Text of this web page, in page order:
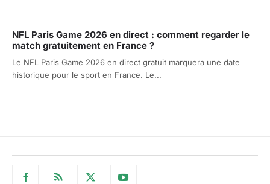
NFL Paris Game 2026 en direct : comment regarder le
match gratuitement en France ?
Le NFL Paris Game 2026 en direct gratuit marquera une date
historique pour le sport en France. Le...